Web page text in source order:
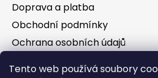
Tento web používá soubory
Doprava a platba
Obchodní podmínky
Ochrana osobních údajů